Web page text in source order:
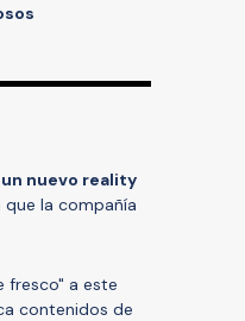
nuevo reality
la compañía
fresco" a este
contenidos de